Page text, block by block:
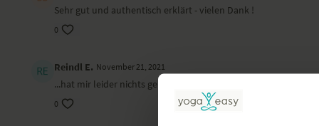
Sehr gut und authentisch erklärt - vielen Dank !
0
Reindl E. November 21, 2021
...hat mir leider nichts gebracht und wertvolle Tips fand ich hier
0